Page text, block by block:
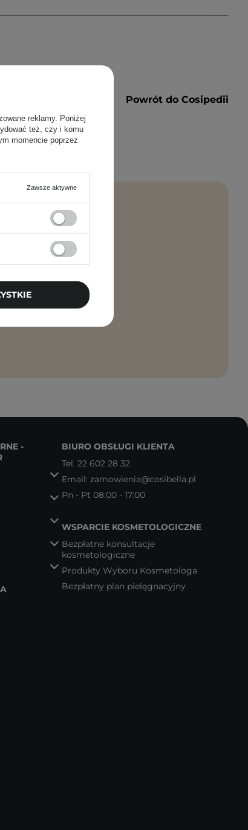
Powrót do Cosipedii
na maila!
-
BIURO OBSŁUGI KLIENTA
Tel. 22 602 28 32
Email: zamowienia@cosibella.pl
Pn - Pt 08:00 - 17:00
WSPARCIE KOSMETOLOGICZNE
Bezpłatne konsultacje
kosmetologiczne
Produkty Wyboru Kosmetologa
Bezpłatny plan pielęgnacyjny
reklamy. Poniżej
też, czy i komu
momencie poprzez
Zawsze aktywne